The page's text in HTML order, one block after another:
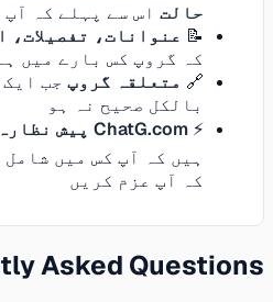
حالتاس سے پہلے کہ آپ
📝عنوانات، تفصیلات،
کہ گروپ کس بارے میں ہے
🔗متعلقہ گروپجب ایک
بالکل صحیح نہ ہو
⚡ChatG.com پیش نظارہ صفحات
ہیں کہ آپ کس میں شامل
کہ آپ عزم کریں
Asked Questions